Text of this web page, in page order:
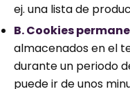
ej. una lista de
B. Cookies
almacenados en el
durante un periodo
puede ir de unos